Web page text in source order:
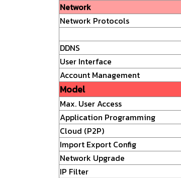
Network
Network Protocols
DDNS
User Interface
Account Management
Model
Max. User Access
Application Programming
Cloud (P2P)
Import Export Config
Network Upgrade
IP Filter